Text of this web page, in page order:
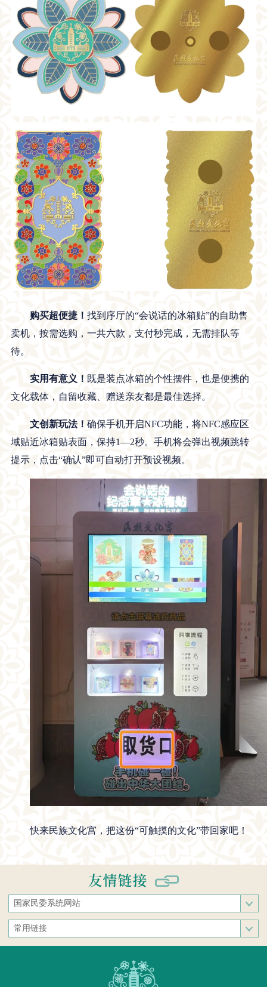
购买超便捷！ 找到序厅的“会说话的冰箱贴”的自助售
卖机，按需选购，一共六款，支付秒完成，无需排队等
待。
实用有意义！ 既是装点冰箱的个性摆件，也是便携的
文化载体，自留收藏、赠送亲友都是最佳选择。
文创新玩法！ 确保手机开启NFC功能，将NFC感应区
域贴近冰箱贴表面，保持1—2秒。手机将会弹出视频跳转
提示，点击“确认”即可自动打开预设视频。
快来民族文化宫，把这份“可触摸的文化”带回家吧！
国家民委系统网站
国家民族事务委员会
中央民族大学
常用链接
中央统战部